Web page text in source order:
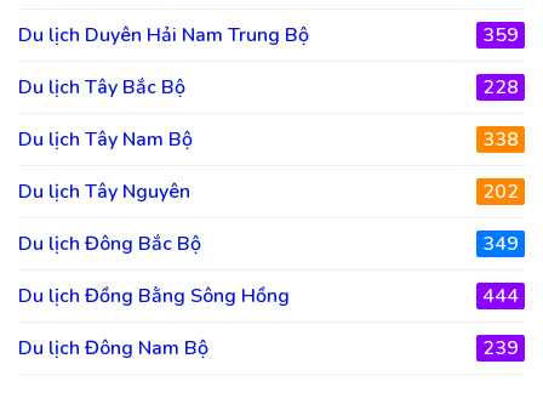
Du lịch Duyên Hải Nam Trung Bộ
359
Du lịch Tây Bắc Bộ
228
Du lịch Tây Nam Bộ
338
Du lịch Tây Nguyên
202
Du lịch Đông Bắc Bộ
349
Du lịch Đồng Bằng Sông Hồng
444
Du lịch Đông Nam Bộ
239